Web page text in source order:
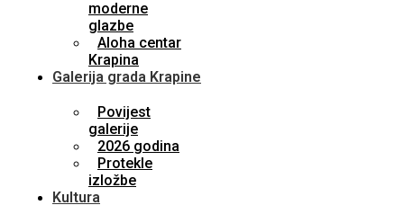
moderne
glazbe
Aloha centar
Krapina
Galerija grada Krapine
Povijest
galerije
2026 godina
Protekle
izložbe
Kultura